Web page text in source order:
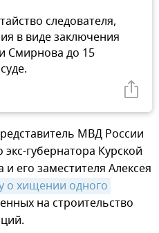
следователя,
в виде заключения
Смирнова до 15
МВД России
губернатора Курской
его заместителя Алексея
о хищении одного
на строительство